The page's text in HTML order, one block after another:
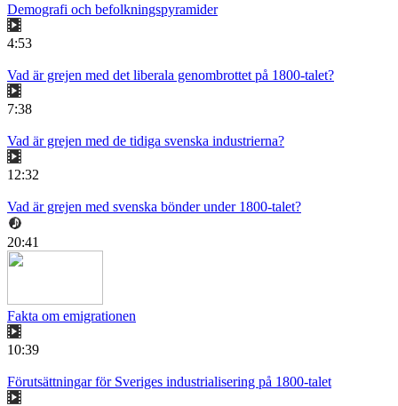
Demografi och befolkningspyramider
4:53
Vad är grejen med det liberala genombrottet på 1800-talet?
7:38
Vad är grejen med de tidiga svenska industrierna?
12:32
Vad är grejen med svenska bönder under 1800-talet?
20:41
Fakta om emigrationen
10:39
Förutsättningar för Sveriges industrialisering på 1800-talet